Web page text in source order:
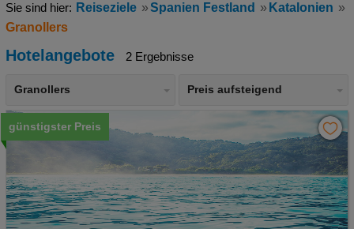
Reiseziele Spanien Festland
Katalonien
Granollers
Hotelangebote 2 Ergebnisse
Granollers Preis aufsteigend
günstigster Preis